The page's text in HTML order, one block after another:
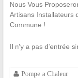
Nous Vous
Artisans Installateurs
Commune !
Il n’y a pas d’entrée
Pompe a Chaleur